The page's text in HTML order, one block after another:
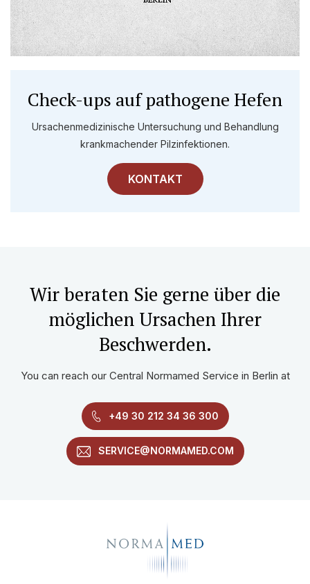
Check-ups auf pathogene Hefen
Ursachenmedizinische Untersuchung und Behandlung
krankmachender Pilzinfektionen.
KONTAKT
Wir beraten Sie gerne über die
möglichen Ursachen Ihrer
Beschwerden.
You can reach our Central Normamed Service in Berlin at
+49 30 212 34 36 300
SERVICE@NORMAMED.COM